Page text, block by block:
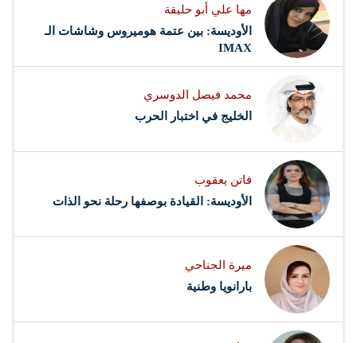
مها علي أبو حليقة
الأوديسة: بين عتمة هوميروس وشاشات الـ
IMAX
محمد فيصل الدوسري ​
‏الخليج في اختبار الحرب
فاتن يعقوب
الأوديسة: القيادة بوصفها رحلة نحو الذات
ميرة الجناحي
بارانويا وطنية